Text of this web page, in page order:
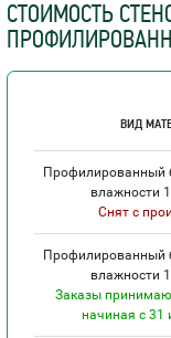
СТОИМОСТЬ
ВИД
Профилированный
влажности
Снят с
Профилированный
влажности
Заказы
начиная с 31